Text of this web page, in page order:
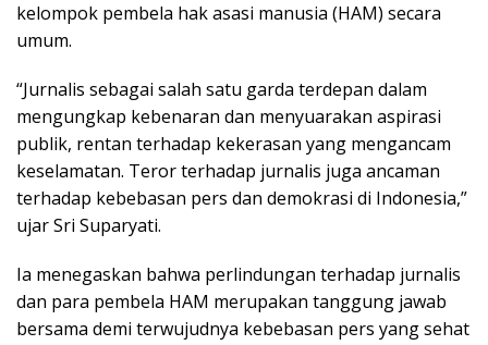
kelompok pembela hak asasi manusia (HAM) secara
umum.
“Jurnalis sebagai salah satu garda terdepan dalam
mengungkap kebenaran dan menyuarakan aspirasi
publik, rentan terhadap kekerasan yang mengancam
keselamatan. Teror terhadap jurnalis juga ancaman
terhadap kebebasan pers dan demokrasi di Indonesia,”
ujar Sri Suparyati.
Ia menegaskan bahwa perlindungan terhadap jurnalis
dan para pembela HAM merupakan tanggung jawab
bersama demi terwujudnya kebebasan pers yang sehat